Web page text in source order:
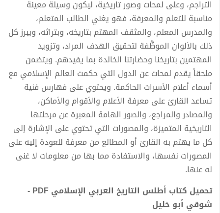
التراجم، وعلى لمحات وصور تاريخية، ليكون وسيلة معينة
مناسبة للتعلم والمعرفة، فهو يغني الطالب المتعلم،
والمدرس المعلم، والمثقف المهتم بتاريخه، وبتراثه، ويبرز كل
ذلك بالألوان الموظَّفة لتحقيق الهدف المراد، وتزويد
المهتمين بتاريخنا وحضارتنا الخالدة بما يفيدهم. ويتضمن
ملحقاً يقدم لمحات عن الدول التي حكمت العالم الإسلامي مع
أسماء أعلام الأسرات الحاكمة. ويحتوي على فهارس فنية
تساعد القارئ على معرفة الأعلام والأقوام والأماكن،
والمصادر والمراجع، والصور الهامة المعبرة عن مرحلتها
التاريخية المتميزة، والمصورات التي تحتوي على الإشارة إلى
كل ما يهتم به القارئ أو المطالع من معرفة للعودة إليه على
المصورات نفسها، والاستفادة مما بها من معلومات لا غنى
له عنها.
تحميل كتاب أطلس التاريخ العربي الإسلامي PDF -
شوقي أبو خليل